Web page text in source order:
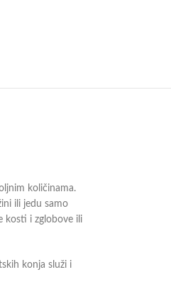
količinama.
ili jedu samo
kosti i zglobove ili
konja služi i